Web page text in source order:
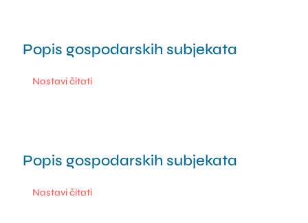
0.1 min read
Popis gospodarskih subjekata
Nastavi čitati
0.1 min read
Popis gospodarskih subjekata
Nastavi čitati